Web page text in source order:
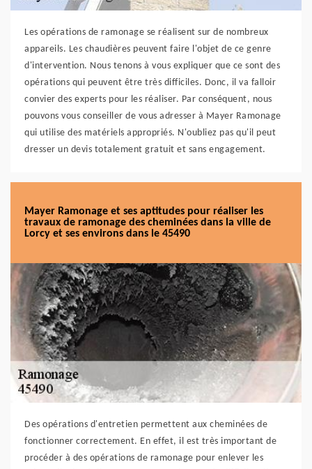
Les opérations de ramonage se réalisent sur de nombreux
appareils. Les chaudières peuvent faire l'objet de ce genre
d'intervention. Nous tenons à vous expliquer que ce sont des
opérations qui peuvent être très difficiles. Donc, il va falloir
convier des experts pour les réaliser. Par conséquent, nous
pouvons vous conseiller de vous adresser à Mayer Ramonage
qui utilise des matériels appropriés. N'oubliez pas qu'il peut
dresser un devis totalement gratuit et sans engagement.
Mayer Ramonage et ses aptitudes pour réaliser les
travaux de ramonage des cheminées dans la ville de
Lorcy et ses environs dans le 45490
Des opérations d'entretien permettent aux cheminées de
fonctionner correctement. En effet, il est très important de
procéder à des opérations de ramonage pour enlever les